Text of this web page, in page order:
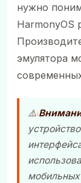
нужно
HarmonyOS
эмулятора
⚠️
мобильных